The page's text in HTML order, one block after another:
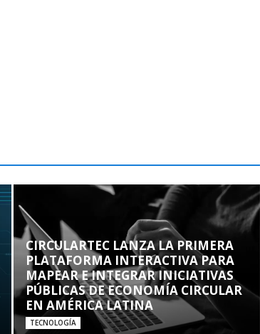
CIRCULARTEC LANZA LA PRIMERA
PLATAFORMA INTERACTIVA PARA
MAPEAR E INTEGRAR INICIATIVAS
PÚBLICAS DE ECONOMÍA CIRCULAR
EN AMÉRICA LATINA
TECNOLOGÍA